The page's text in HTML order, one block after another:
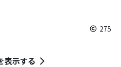
275
表示する